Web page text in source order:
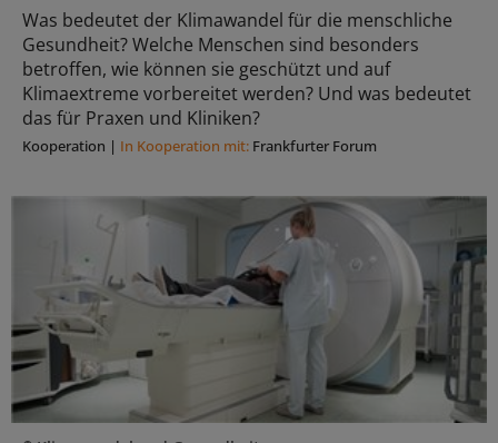
Was bedeutet der Klimawandel für die menschliche
Gesundheit? Welche Menschen sind besonders
betroffen, wie können sie geschützt und auf
Klimaextreme vorbereitet werden? Und was bedeutet
das für Praxen und Kliniken?
Kooperation | In Kooperation mit: Frankfurter Forum